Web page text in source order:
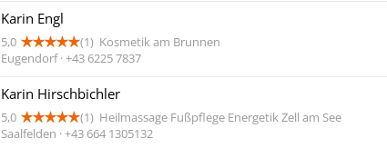
Karin Engl
5,0 (1) Kosmetik am Brunnen
Eugendorf · +43 6225 7837
Karin Hirschbichler
5,0 (1) Heilmassage Fußpflege Energetik Zell am See
Saalfelden · +43 664 1305132